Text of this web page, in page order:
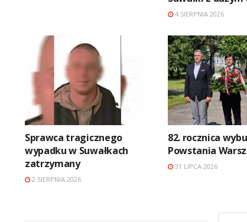
4 SIERPNIA 2026
Sprawca tragicznego
wypadku w Suwałkach
zatrzymany
2 SIERPNIA 2026
82. rocznica
Powstania
31 LIPCA 2026